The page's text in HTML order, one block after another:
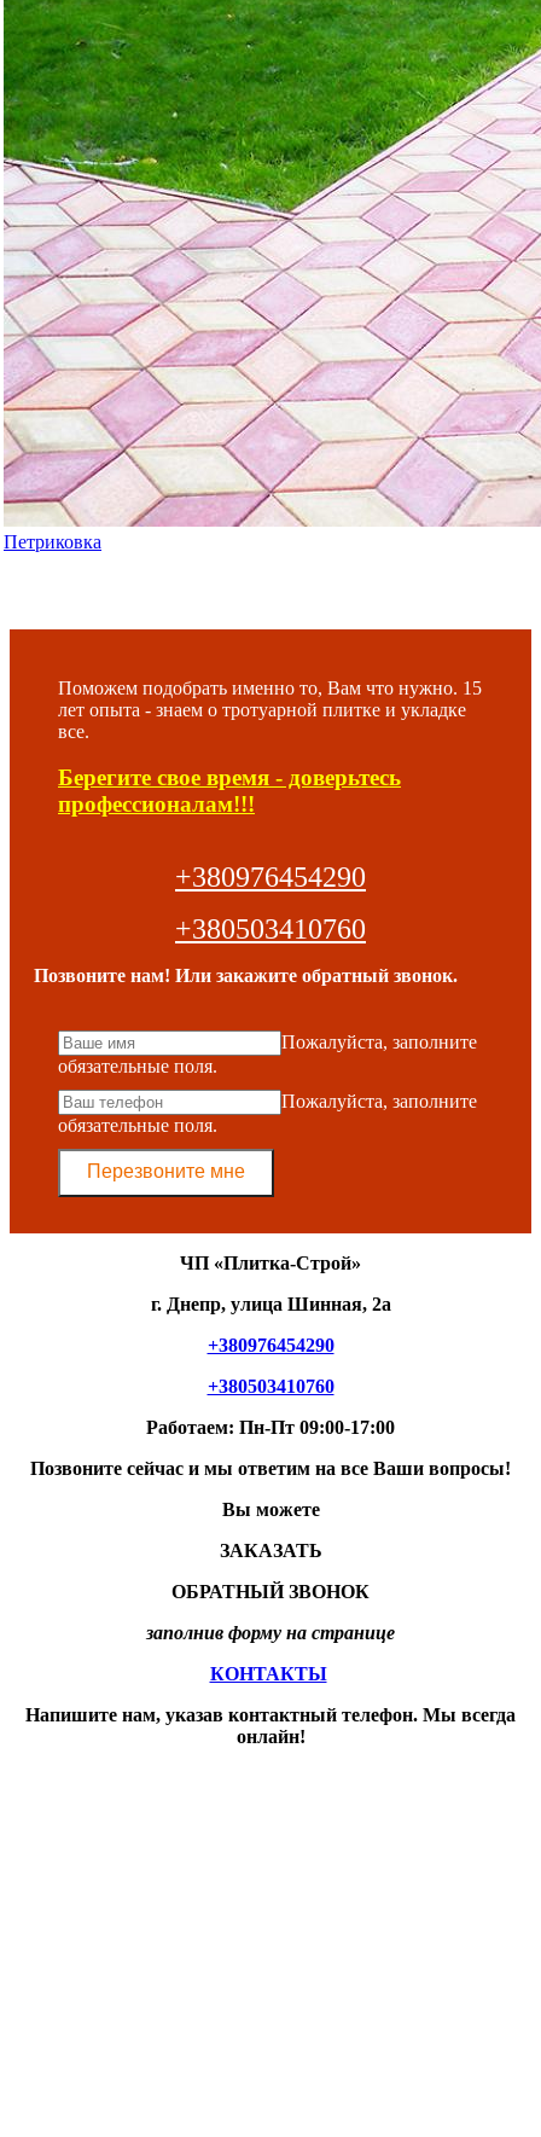
Петриковка
Поможем подобрать именно то, Вам что нужно. 15
лет опыта - знаем о тротуарной плитке и укладке
все.
Берегите свое время - доверьтесь
профессионалам!!!
+380976454290
+380503410760
Позвоните нам! Или закажите обратный звонок.
Пожалуйста, заполните
обязательные поля.
Пожалуйста, заполните
обязательные поля.
Перезвоните мне
ЧП «Плитка-Строй»
г. Днепр, улица Шинная, 2а
+380976454290
+380503410760
Работаем: Пн-Пт 09:00-17:00
Позвоните сейчас и мы ответим на все Ваши вопросы!
Вы можете
ЗАКАЗАТЬ
ОБРАТНЫЙ ЗВОНОК
заполнив форму на странице
КОНТАКТЫ
Напишите нам, указав контактный телефон. Мы всегда
онлайн!